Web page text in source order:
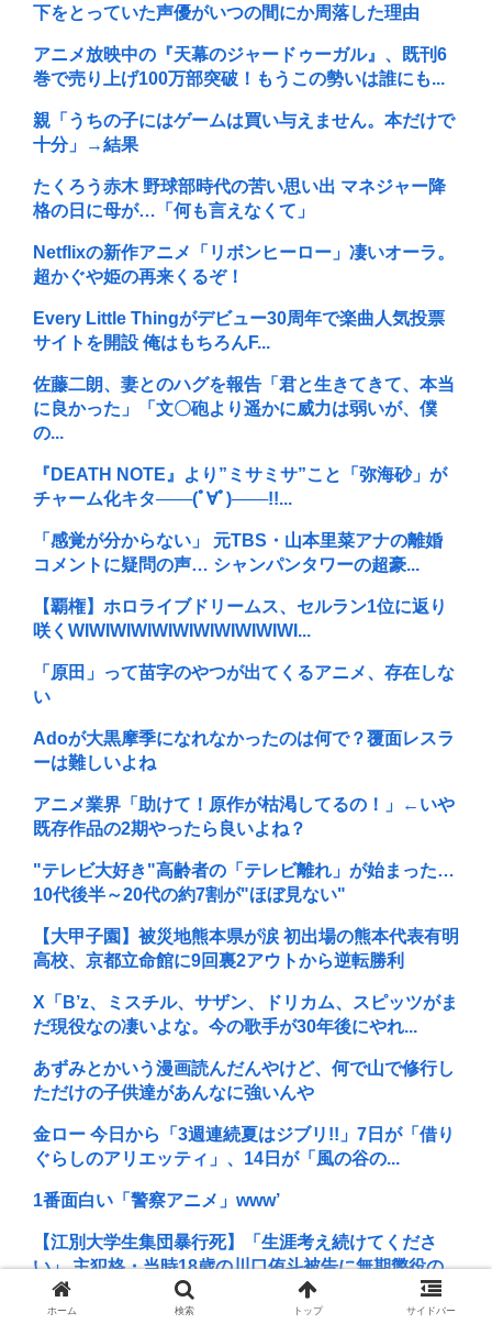
下をとっていた声優がいつの間にか周落した理由
アニメ放映中の『天幕のジャードゥーガル』、既刊6
巻で売り上げ100万部突破！もうこの勢いは誰にも...
親「うちの子にはゲームは買い与えません。本だけで
十分」→結果
たくろう赤木 野球部時代の苦い思い出 マネジャー降
格の日に母が…「何も言えなくて」
Netflixの新作アニメ「リボンヒーロー」凄いオーラ。
超かぐや姫の再来くるぞ！
Every Little Thingがデビュー30周年で楽曲人気投票
サイトを開設 俺はもちろんF...
佐藤二朗、妻とのハグを報告「君と生きてきて、本当
に良かった」「文〇砲より遥かに威力は弱いが、僕
の...
『DEATH NOTE』より”ミサミサ”こと「弥海砂」が
チャーム化キタ───(ﾟ∀ﾟ)───!!...
「感覚が分からない」 元TBS・山本里菜アナの離婚
コメントに疑問の声… シャンパンタワーの超豪...
【覇権】ホロライブドリームス、セルラン1位に返り
咲くWIWIWIWIWIWIWIWIWIWIWI...
「原田」って苗字のやつが出てくるアニメ、存在しな
い
Adoが大黒摩季になれなかったのは何で？覆面レスラ
ーは難しいよね
アニメ業界「助けて！原作が枯渇してるの！」←いや
既存作品の2期やったら良いよね？
"テレビ大好き"高齢者の「テレビ離れ」が始まった…
10代後半～20代の約7割が"ほぼ見ない"
【大甲子園】被災地熊本県が涙 初出場の熊本代表有明
高校、京都立命館に9回裏2アウトから逆転勝利
X「B’z、ミスチル、サザン、ドリカム、スピッツがま
だ現役なの凄いよな。今の歌手が30年後にやれ...
あずみとかいう漫画読んだんやけど、何で山で修行し
ただけの子供達があんなに強いんや
金ロー 今日から「3週連続夏はジブリ!!」7日が「借り
ぐらしのアリエッティ」、14日が「風の谷の...
1番面白い「警察アニメ」www’
【江別大学生集団暴行死】「生涯考え続けてくださ
い」 主犯格・当時18歳の川口侑斗被告に無期懲役の...
女子高生がプロ野球選手を目指す漫画、ついに発見さ
ホーム 検索 トップ サイドバー